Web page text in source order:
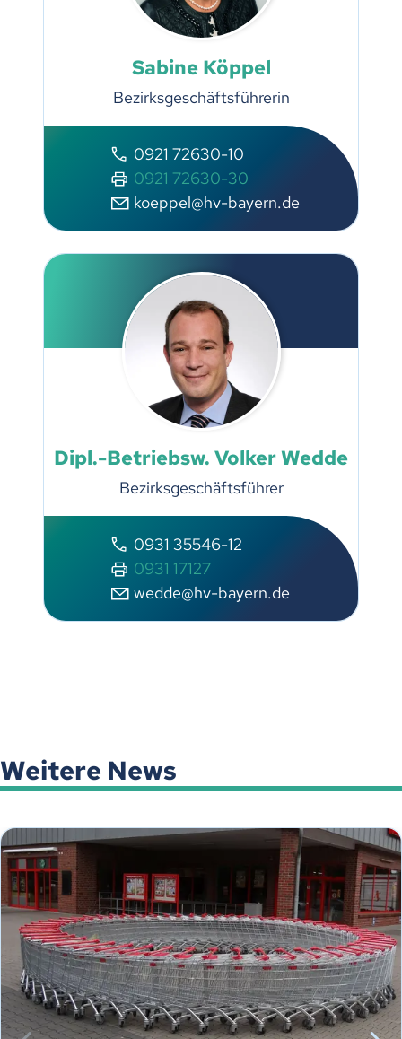
Sabine Köppel
Bezirksgeschäftsführerin
0921 72630-10
0921 72630-30
koeppel@hv-bayern.de
Dipl.-Betriebsw. Volker Wedde
Bezirksgeschäftsführer
0931 35546-12
0931 17127
wedde@hv-bayern.de
Weitere News